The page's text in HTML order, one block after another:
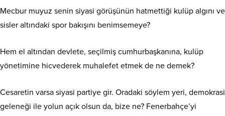
Mecbur muyuz senin siyasi görüşünün hatmettiği kulüp algını ve
sisler altındaki spor bakışını benimsemeye?
Hem el altından devlete, seçilmiş cumhurbaşkanına, kulüp
yönetimine hicvederek muhalefet etmek de ne demek?
Cesaretin varsa siyasi partiye gir. Oradaki söylem yeri, demokrasi
geleneği ile yolun açık olsun da, bize ne? Fenerbahçe’yi